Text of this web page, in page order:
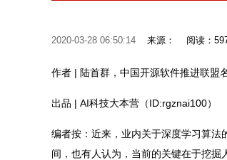
2020-03-28 06:50:14 来源： 阅读：
作者 | 陆首群，中国开源软件推进联盟
出品 | AI科技大本营（ID:rgznai100）
编者按：近来，业内关于深度学习算
间，也有人认为，当前的关键在于挖